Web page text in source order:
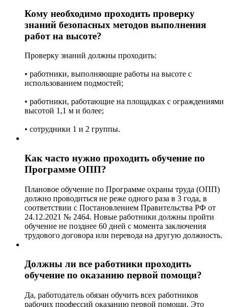
Кому необходимо проходить проверку
знаний безопасных методов выполнения
работ на высоте?
Проверку знаний должны проходить:
• работники, выполняющие работы на высоте с
использованием подмостей;
• работники, работающие на площадках с ограждениями
высотой 1,1 м и более;
• сотрудники 1 и 2 группы.
Как часто нужно проходить обучение по
Программе ОПП?
Плановое обучение по Программе охраны труда (ОПП)
должно проводиться не реже одного раза в 3 года, в
соответствии с Постановлением Правительства РФ от
24.12.2021 № 2464. Новые работники должны пройти
обучение не позднее 60 дней с момента заключения
трудового договора или перевода на другую должность.
Должны ли все работники проходить
обучение по оказанию первой помощи?
Да, работодатель обязан обучить всех работников
рабочих профессий оказанию первой помощи. Это